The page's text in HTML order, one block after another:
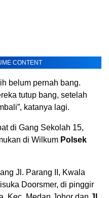
CONTENT
belum pernah bang.
tutup bang, setelah
katanya lagi.
di Gang Sekolah 15,
di Wilkum Polsek
Jl. Parang II, Kwala
Doorsmer, di pinggir